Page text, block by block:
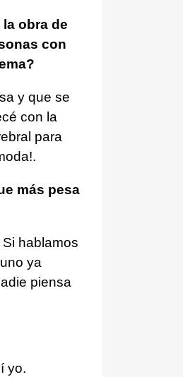
la obra de
con
y que se
con la
para
más pesa
hablamos
ya
piensa
yo.